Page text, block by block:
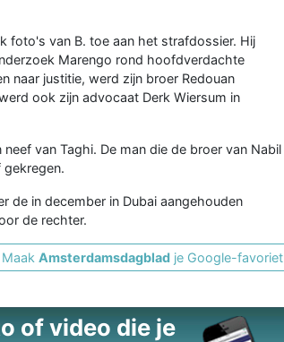
foto's van B. toe aan het strafdossier. Hij
Marengo rond hoofdverdachte
naar justitie, werd zijn broer Redouan
ook zijn advocaat Derk Wiersum in
van Taghi. De man die de broer van Nabil
de in december in Dubai aangehouden
de rechter.
MaakAmsterdamsdagblad je Google-favoriet
of video die je